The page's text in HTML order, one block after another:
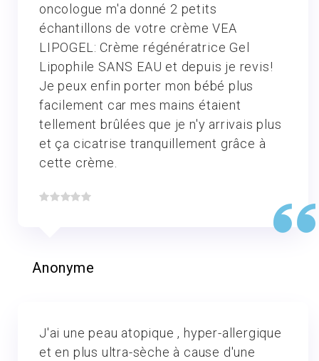
oncologue m'a donné 2 petits
échantillons de votre crème VEA
LIPOGEL: Crème régénératrice Gel
Lipophile SANS EAU et depuis je revis!
Je peux enfin porter mon bébé plus
facilement car mes mains étaient
tellement brûlées que je n'y arrivais plus
et ça cicatrise tranquillement grâce à
cette crème.
Anonyme
J'ai une peau atopique , hyper-allergique
et en plus ultra-sèche à cause d'une